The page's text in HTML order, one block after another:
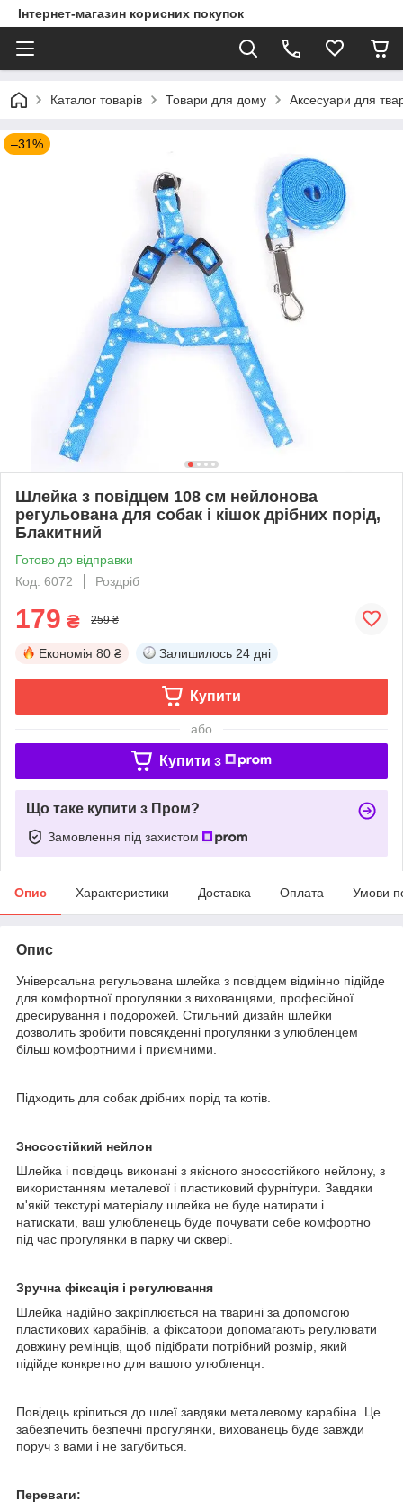
Інтернет-магазин корисних покупок
Каталог товарів Товари для дому Аксесуари для
–31%
Шлейка з повідцем 108 см нейлонова
регульована для собак і кішок дрібних порід,
Блакитний
Готово до відправки
Код: 6072
Роздріб
179 ₴ 259 ₴
Економія 80 ₴ Залишилось 24 дні
Купити
або
Купити з
Що таке купити з Пром?
Замовлення під захистом
Опис Характеристики Доставка Оплата Умови
Опис
Універсальна регульована шлейка з повідцем відмінно підійде
для комфортної прогулянки з вихованцями, професійної
дресирування і подорожей. Стильний дизайн шлейки
дозволить зробити повсякденні прогулянки з улюбленцем
більш комфортними і приємними.
Підходить для собак дрібних порід та котів.
Зносостійкий нейлон
Шлейка і повідець виконані з якісного зносостійкого нейлону, з
використанням металевої і пластиковий фурнітури. Завдяки
м'якій текстурі матеріалу шлейка не буде натирати і
натискати, ваш улюбленець буде почувати себе комфортно
під час прогулянки в парку чи сквері.
Зручна фіксація і регулювання
Шлейка надійно закріплюється на тварині за допомогою
пластикових карабінів, а фіксатори допомагають регулювати
довжину ремінців, щоб підібрати потрібний розмір, який
підійде конкретно для вашого улюбленця.
Повідець кріпиться до шлеї завдяки металевому карабіна. Це
забезпечить безпечні прогулянки, вихованець буде завжди
поруч з вами і не загубиться.
Переваги: